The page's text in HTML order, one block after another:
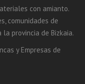
con amianto.
comunidades de
provincia de Bizkaia.
y Empresas de